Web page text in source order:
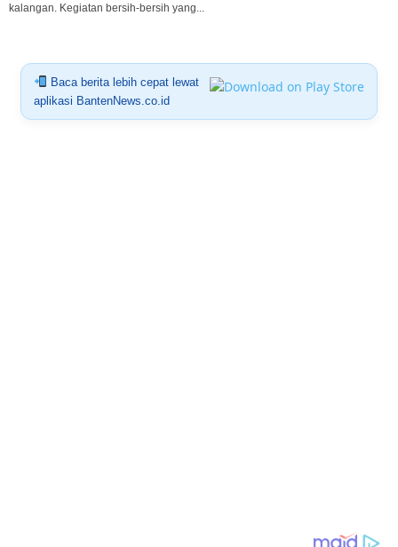
kalangan. Kegiatan bersih-bersih yang...
Baca berita lebih cepat lewat
aplikasi BantenNews.co.id